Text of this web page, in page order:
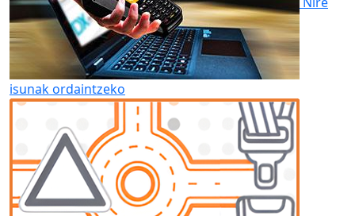
isunak ordaintzeko